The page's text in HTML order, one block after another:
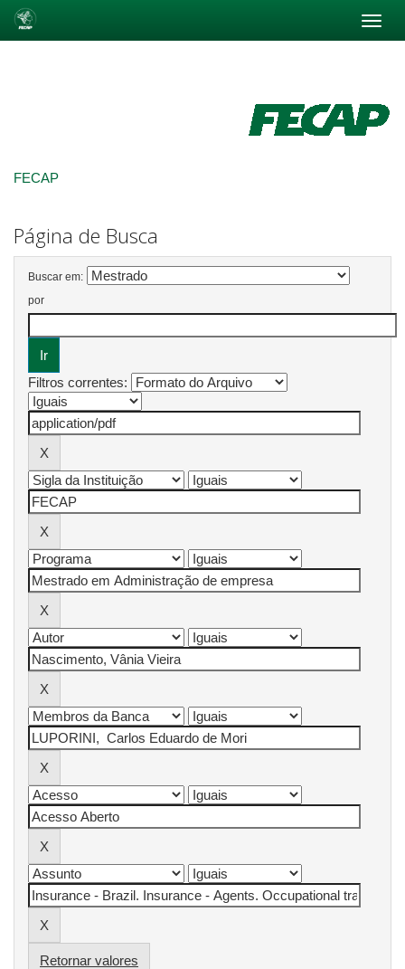
FECAP
Página de Busca
Buscar em:
por
Filtros correntes:
Retornar valores